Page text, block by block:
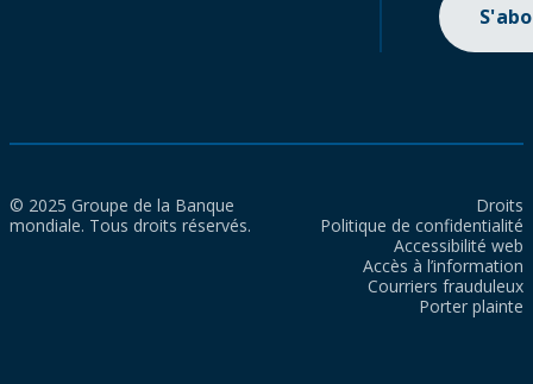
© 2025 Groupe de la Banque
mondiale. Tous droits réservés.
Droits
Politique de confidentialité
Accessibilité web
Accès à l’information
Courriers frauduleux
Porter plainte